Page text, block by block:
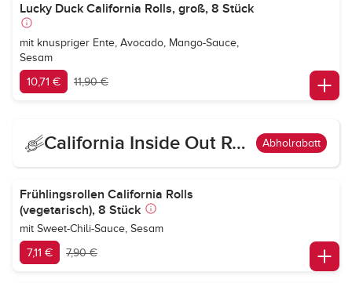
Lucky Duck California Rolls, groß, 8 Stück
mit knuspriger Ente, Avocado, Mango-Sauce,
Sesam
10,71 € 11,90 €
California Inside Out Roll Vegetarisch Abholrabatt
Frühlingsrollen California Rolls
(vegetarisch), 8 Stück
mit Sweet-Chili-Sauce, Sesam
7,11 € 7,90 €